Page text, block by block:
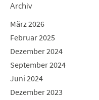
Archiv
März 2026
Februar 2025
Dezember 2024
September 2024
Juni 2024
Dezember 2023